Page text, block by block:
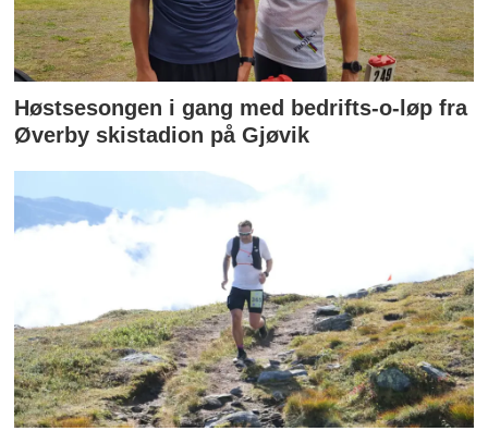
Høstsesongen i gang med bedrifts-o-løp fra
Øverby skistadion på Gjøvik